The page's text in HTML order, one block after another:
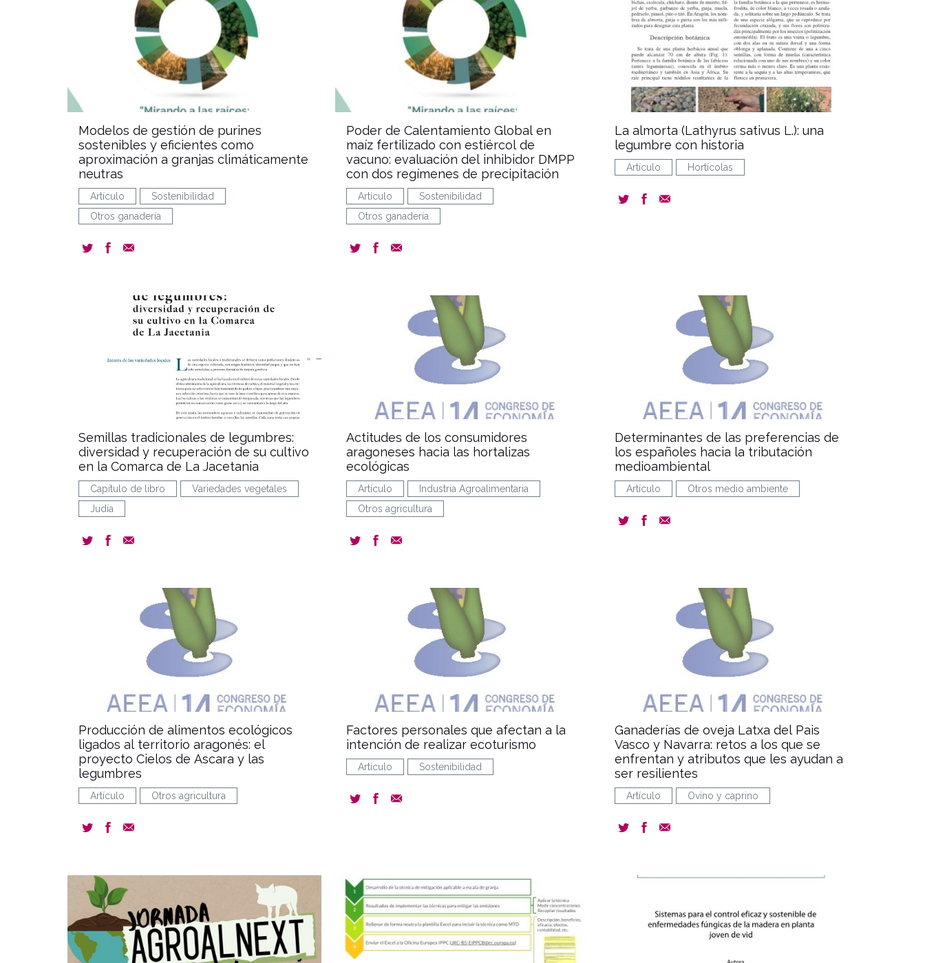
Modelos de gestión de purines
sostenibles y eficientes como
aproximación a granjas climáticamente
neutras
Artículo
Sostenibilidad
Otros ganadería
Poder de Calentamiento Global en
maíz fertilizado con estiércol de
vacuno: evaluación del inhibidor DMPP
con dos regímenes de precipitación
Artículo
Sostenibilidad
Otros ganadería
La almorta (Lathyrus sativus L.): una
legumbre con historia
Artículo Hortícolas
Semillas tradicionales de legumbres:
diversidad y recuperación de su cultivo
en la Comarca de La Jacetania
Capítulo de libro
Variedades vegetales
Judía
Actitudes de los consumidores
aragoneses hacia las hortalizas
ecológicas
Artículo
Industria Agroalimentaria
Otros agricultura
Determinantes de las preferencias de
los españoles hacia la tributación
medioambiental
Artículo Otros medio ambiente
Producción de alimentos ecológicos
ligados al territorio aragonés: el
proyecto Cielos de Ascara y las
legumbres
Artículo Otros agricultura
Factores personales que afectan a la
intención de realizar ecoturismo
Artículo Sostenibilidad
Ganaderías de oveja Latxa del Pais
Vasco y Navarra: retos a los que se
enfrentan y atributos que les ayudan a
ser resilientes
Artículo Ovino y caprino
document